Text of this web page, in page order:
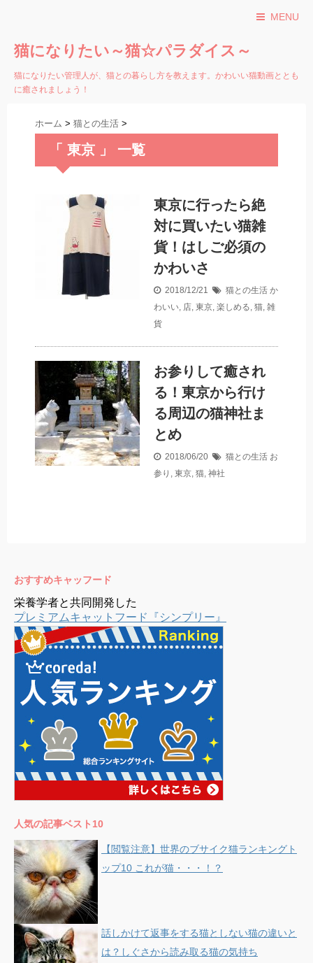
MENU
猫になりたい～猫☆パラダイス～
猫になりたい管理人が、猫との暮らし方を教えます。かわいい猫動画ととも
に癒されましょう！
ホーム > 猫との生活 >
「 東京 」 一覧
東京に行ったら絶
対に買いたい猫雑
貨！はしご必須の
かわいさ
2018/12/21 猫との生活 か
わいい, 店, 東京, 楽しめる, 猫, 雑
貨
お参りして癒され
る！東京から行け
る周辺の猫神社ま
とめ
2018/06/20 猫との生活 お
参り , 東京, 猫, 神社
おすすめキャッフード
栄養学者と共同開発した
プレミアムキャットフード『シンプリー』
人気の記事ベスト10
【閲覧注意】世界のブサイク猫ランキングト
ップ10 これが猫・・・！？
話しかけて返事をする猫としない猫の違いと
は？しぐさから読み取る猫の気持ち